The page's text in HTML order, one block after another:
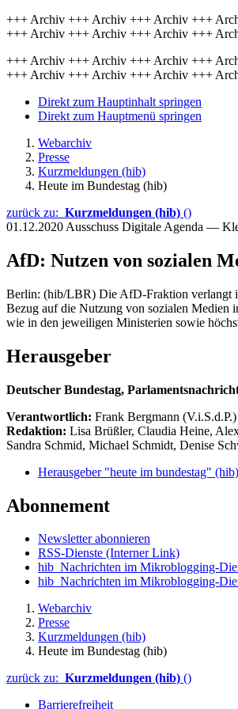
+++ Archiv +++ Archiv +++ Archiv +++
+++ Archiv +++ Archiv +++ Archiv +++
+++ Archiv +++ Archiv +++ Archiv +++
+++ Archiv +++ Archiv +++ Archiv +++
Direkt zum Hauptinhalt springen
Direkt zum Hauptmenü springen
Webarchiv
Presse
Kurzmeldungen (hib)
Heute im Bundestag (hib)
zurück zu: Kurzmeldungen (hib) ()
01.12.2020 Ausschuss Digitale Agenda —
AfD: Nutzen von sozialen
Berlin: (hib/LBR) Die AfD-Fraktion verlangt
Bezug auf die Nutzung von sozialen Medien
wie in den jeweiligen Ministerien sowie
Herausgeber
Deutscher Bundestag,
Verantwortlich: Frank Bergmann (V.i.S.d.P.)
Redaktion: Lisa Brüßler, Claudia Heine,
Sandra Schmid, Michael Schmidt, Denise
Herausgeber "heute im bundestag" (hib)
Abonnement
Newsletter abonnieren
RSS-Dienste (Interner Link)
hib_Nachrichten im Mikroblogging-
hib_Nachrichten im Mikroblogging-
Webarchiv
Presse
Kurzmeldungen (hib)
Heute im Bundestag (hib)
zurück zu: Kurzmeldungen (hib) ()
Barrierefreiheit